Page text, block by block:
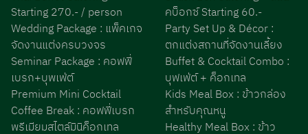
Starting 270.- / person
Wedding Package : แพ็คเกจ
จัดงานแต่งครบวงจร
Seminar Package : คอฟฟี่
เบรก+บุพเฟ่ต์
Premium Mini Cocktail
Coffee Break : คอฟฟี่เบรก
พรีเมียมสไตล์มินิค็อกเทล
คบ็อกซ์ Starting 60.-
Party Set Up & Décor :
ตกแต่งสถานที่จัดงานเลี้ยง
Buffet & Cocktail Combo :
บุฟเฟ่ต์ + ค็อกเทล
Kids Meal Box : ข้าวกล่อง
สำหรับคุณหนู
Healthy Meal Box : ข้าว